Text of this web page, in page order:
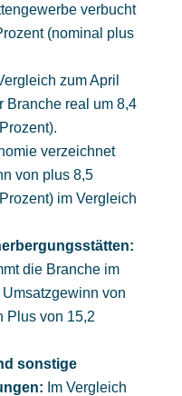
verbucht
(nominal plus
zum April
Branche real um 8,4
verzeichnet
von plus 8,5
im Vergleich
die Branche im
von
Plus von 15,2
sonstige
Im Vergleich